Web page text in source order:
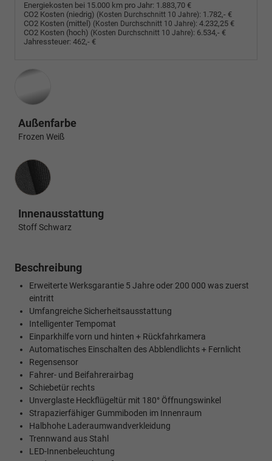
Energiekosten bei 15.000 km pro Jahr: 1.883,70 €
CO2 Kosten (niedrig) (Kosten Durchschnitt 10 Jahre): 1.782,- €
CO2 Kosten (mittel) (Kosten Durchschnitt 10 Jahre): 4.232,25 €
CO2 Kosten (hoch) (Kosten Durchschnitt 10 Jahre): 6.534,- €
Jahressteuer: 462,- €
Außenfarbe
Frozen Weiß
Innenausstattung
Innenausstattung
Stoff Schwarz
Beschreibung
Erweiterte Werksgarantie 5 Jahre oder 200 000 was zuerst
eintritt
Umfangreiche Sicherheitsausstattung
Intelligenter Tempomat
Einparkhilfe vorn und hinten + Rückfahrkamera
Automatisches Einschalten des Abblendlichts + Fernlicht
Regensensor
Fahrer- und Beifahrerairbag
Schiebetür rechts
Unverglaste Heckflügeltür mit 180° Öffnungswinkel
Strapazierfähiger Gummiboden im Innenraum
Halbhohe Laderaumwandverkleidung
Trennwand aus Stahl
LED-Innenbeleuchtung